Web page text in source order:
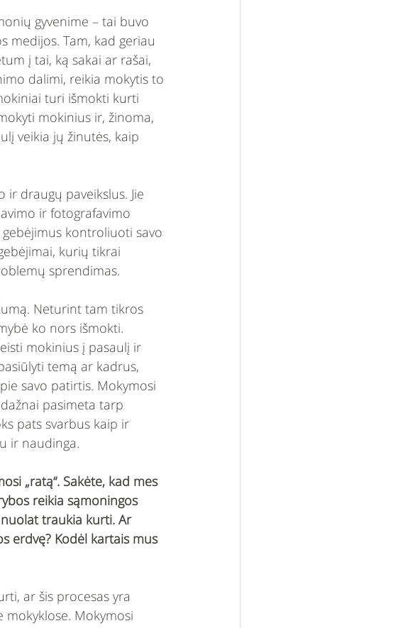
gyvenime – tai buvo
medijos. Tam, kad geriau
į tai, ką sakai ar rašai,
dalimi, reikia mokytis to
turi išmokti kurti
mokinius ir, žinoma,
veikia jų žinutės, kaip
draugų paveikslus. Jie
ir fotografavimo
kontroliuoti savo
kurių tikrai
sprendimas.
Neturint tam tikros
ko nors išmokti.
mokinius į pasaulį ir
temą ar kadrus,
savo patirtis. Mokymosi
pasimeta tarp
pats svarbus kaip ir
ir naudinga.
„ratą“. Sakėte, kad mes
reikia sąmoningos
traukia kurti. Ar
erdvę? Kodėl kartais mus
ar šis procesas yra
mokyklose. Mokymosi